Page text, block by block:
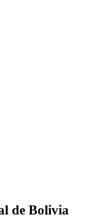
de Bolivia